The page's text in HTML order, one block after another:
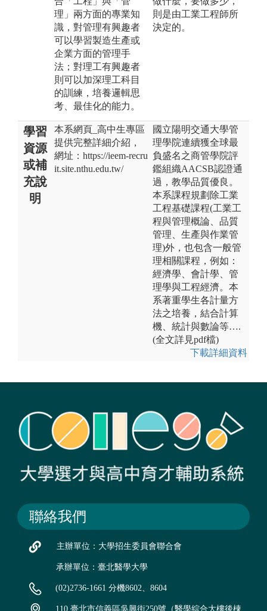
理」兩方面的專業知
識，對管理有興趣者
可以學習製造生產或
企業方面的管理手
法；對理工有興趣者
則可以加深理工科目
的訓練，培養邏輯思
考、最佳化的能力。
則是由工業工程師所
決定的。
學習
資源
或補
充說
明
本系網頁_高中生專區
提供完整詳細介紹，
網址：https://ieem-recru
it.site.nthu.edu.tw/
國立陽明交通大學管
理學院連續獲全球最
負盛名之商管學院評
鑑組織AACSB認證通
過，教學品質優良。
本系課程規劃除工業
工程基礎課程(工業工
程與管理概論、品質
管理、生產與作業管
理)外，也包含一般管
理相關課程，例如：
經濟學、會計學、管
理學與工程經濟。本
系著重學生各計量方
法之培養，結合計算
機、統計與數論等….
(全文詳見pdf檔)
下載詳細資料
聯絡我們
主辦單位：大學招生委員會聯合會
承辦單位：臺北醫學大學
(02)2736-1661 分機8602、8604
110 臺北市信義區吳興街250號（醫學綜合大樓後棟